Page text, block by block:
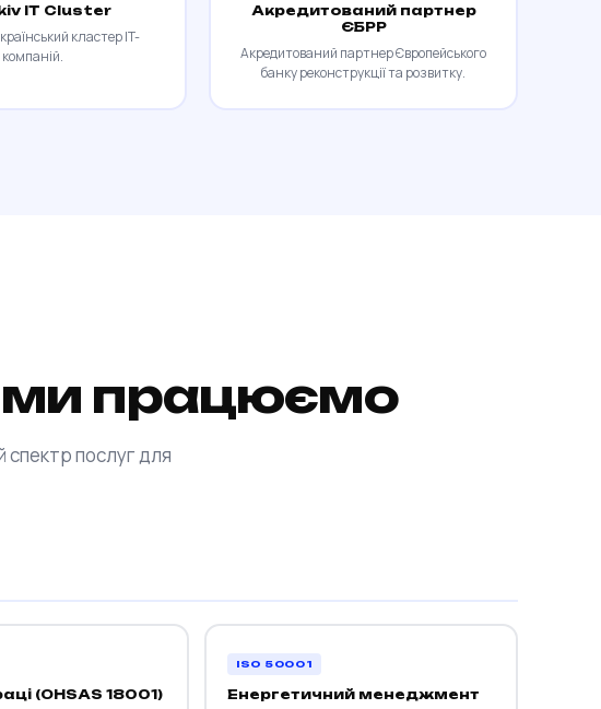
IT Cluster
кластер IT-
компаній.
Акредитований партнер
ЄБРР
Акредитований партнер Європейського
банку реконструкції та розвитку.
ми працюємо
спектр послуг для
(OHSAS 18001)
ISO 50001
Енергетичний менеджмент